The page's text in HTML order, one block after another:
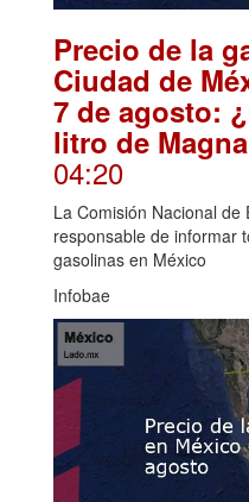
Precio de la
Ciudad de
7 de agosto:
litro de
04:20
La Comisión Nacional
responsable de informar
gasolinas en México
Infobae